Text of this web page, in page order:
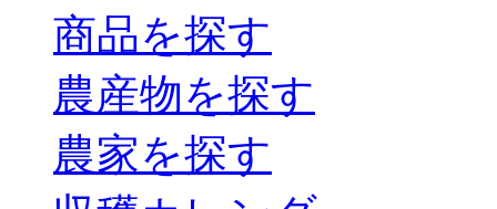
商品を探す
農産物を探す
農家を探す